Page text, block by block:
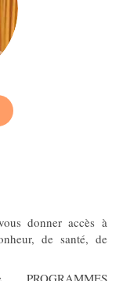
donner accès à
de santé, de